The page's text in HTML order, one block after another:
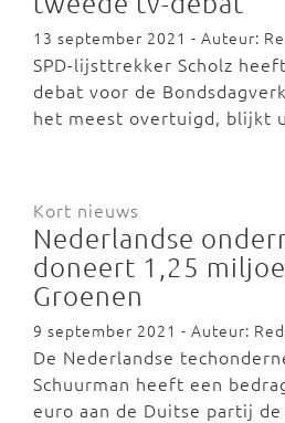
13 september 2021 - Auteur:
SPD-lijsttrekker Scholz
debat voor de
het meest overtuigd, blijkt
Kort nieuws
Nederlandse
doneert 1,25
Groenen
9 september 2021 - Auteur:
De Nederlandse
Schuurman heeft een
euro aan de Duitse partij de